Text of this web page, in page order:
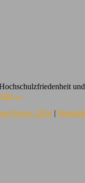
→
Servey 2014 |